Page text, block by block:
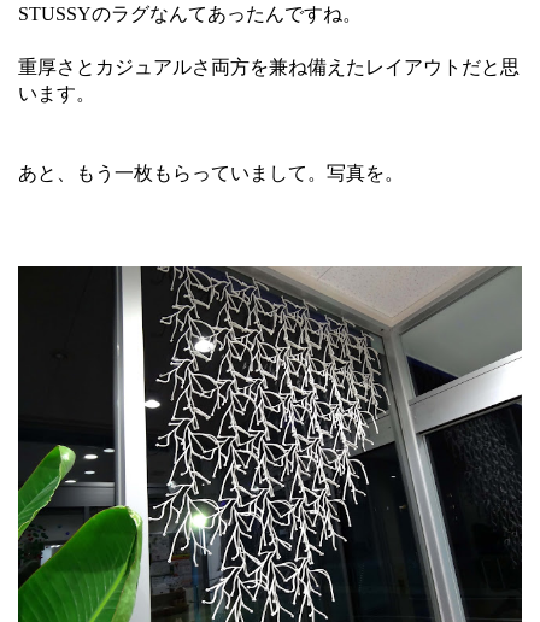
STUSSYのラグなんてあったんですね。
重厚さとカジュアルさ両方を兼ね備えたレイアウトだと思
います。
あと、もう一枚もらっていまして。写真を。